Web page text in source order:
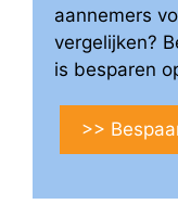
aannemers
vergelijken?
is besparen
>>